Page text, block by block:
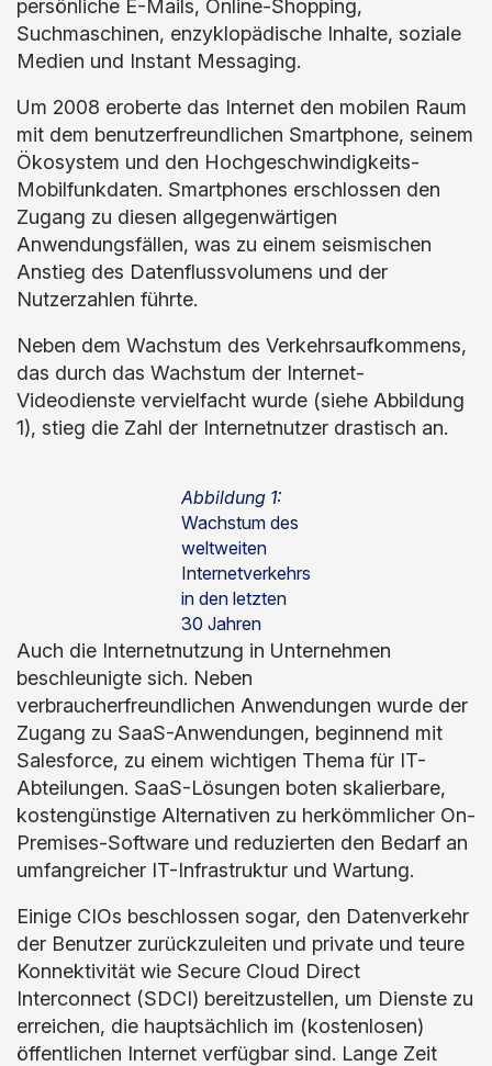
persönliche E-Mails, Online-Shopping,
Suchmaschinen, enzyklopädische Inhalte, soziale
Medien und Instant Messaging.
Um 2008 eroberte das Internet den mobilen Raum
mit dem benutzerfreundlichen Smartphone, seinem
Ökosystem und den Hochgeschwindigkeits-
Mobilfunkdaten. Smartphones erschlossen den
Zugang zu diesen allgegenwärtigen
Anwendungsfällen, was zu einem seismischen
Anstieg des Datenflussvolumens und der
Nutzerzahlen führte.
Neben dem Wachstum des Verkehrsaufkommens,
das durch das Wachstum der Internet-
Videodienste vervielfacht wurde (siehe Abbildung
1), stieg die Zahl der Internetnutzer drastisch an.
Abbildung 1:
Wachstum des
weltweiten
Internetverkehrs
in den letzten
30 Jahren
Auch die Internetnutzung in Unternehmen
beschleunigte sich. Neben
verbraucherfreundlichen Anwendungen wurde der
Zugang zu SaaS-Anwendungen, beginnend mit
Salesforce, zu einem wichtigen Thema für IT-
Abteilungen. SaaS-Lösungen boten skalierbare,
kostengünstige Alternativen zu herkömmlicher On-
Premises-Software und reduzierten den Bedarf an
umfangreicher IT-Infrastruktur und Wartung.
Einige CIOs beschlossen sogar, den Datenverkehr
der Benutzer zurückzuleiten und private und teure
Konnektivität wie Secure Cloud Direct
Interconnect (SDCI) bereitzustellen, um Dienste zu
erreichen, die hauptsächlich im (kostenlosen)
öffentlichen Internet verfügbar sind. Lange Zeit